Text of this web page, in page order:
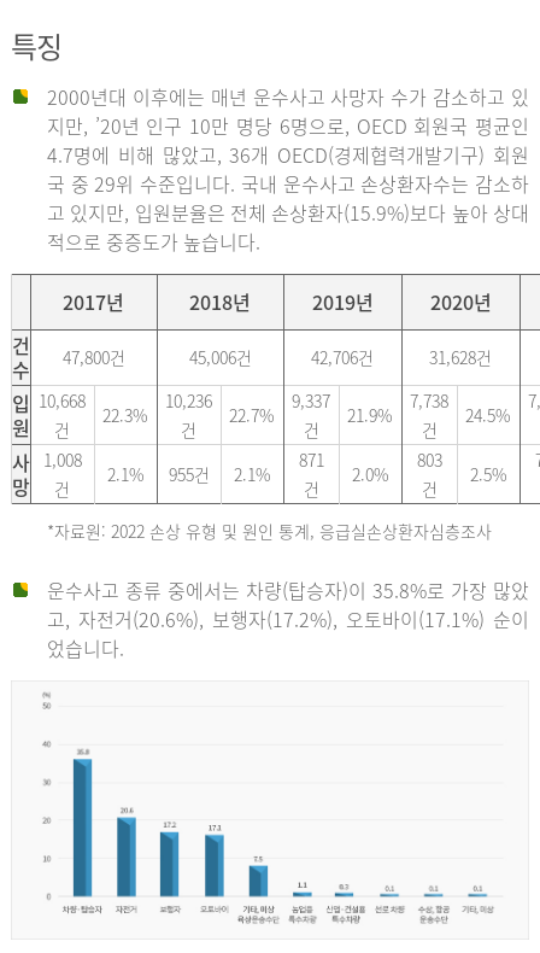
특징
2000년대 이후에는 매년 운수사고 사망자 수가 감소하고 있
지만, ’20년 인구 10만 명당 6명으로, OECD 회원국 평균인
4.7명에 비해 많았고, 36개 OECD(경제협력개발기구) 회원
국 중 29위 수준입니다. 국내 운수사고 손상환자수는 감소하
고 있지만, 입원분율은 전체 손상환자(15.9%)보다 높아 상대
적으로 중증도가 높습니다.
2017년 2018년 2019년
2020년
건
수
47,800건 45,006건 42,706건 31,628건
입
원
10,668
건
22.3%
10,236
건
22.7%
9,337
건
21.9%
7,738
건
24.5%
사
망
1,008
건
2.1% 955건 2.1%
871
건
2.0%
803
건
2.5%
*자료원: 2022 손상 유형 및 원인 통계, 응급실손상환자심층조사
운수사고 종류 중에서는 차량(탑승자)이 35.8%로 가장 많았
고, 자전거(20.6%), 보행자(17.2%), 오토바이(17.1%) 순이
었습니다.